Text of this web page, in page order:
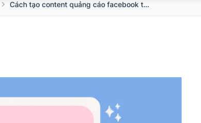
Cách tạo content quảng cáo facebook thu hút khách hàng